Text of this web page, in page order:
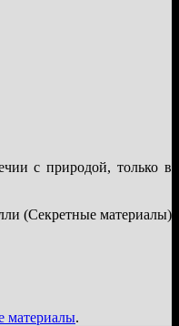
с природой, только в
(Секретные материалы)
материалы.